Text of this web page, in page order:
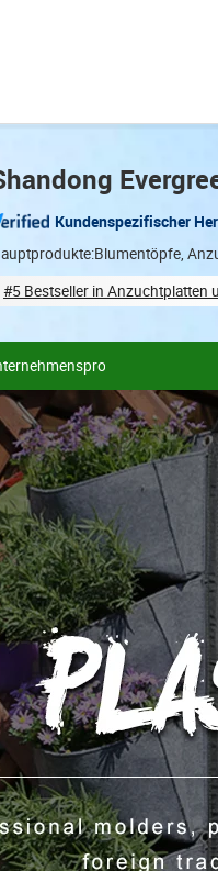
Kundenspezifischer
#5 Bestseller in Anzuchtplatten